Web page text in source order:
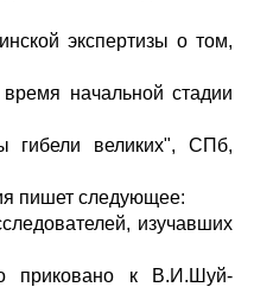
экспертизы о том,
начальной стадии
гибели великих", СПб,
пишет следующее:
изучавших
приковано к В.И.Шуй-